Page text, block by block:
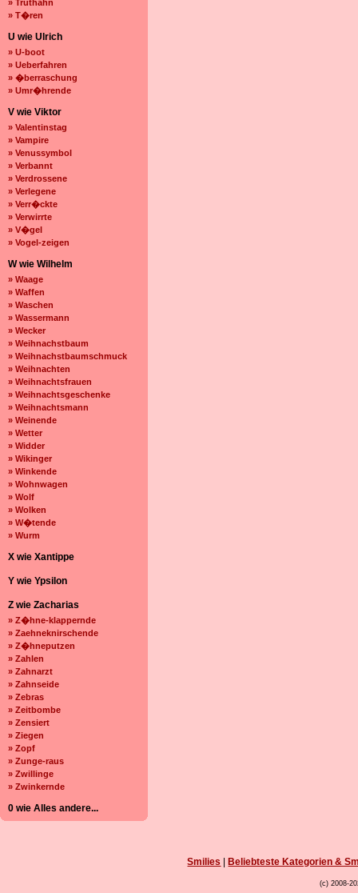
» Truthahn
» T�ren
U wie Ulrich
» U-boot
» Ueberfahren
» �berraschung
» Umr�hrende
V wie Viktor
» Valentinstag
» Vampire
» Venussymbol
» Verbannt
» Verdrossene
» Verlegene
» Verr�ckte
» Verwirrte
» V�gel
» Vogel-zeigen
W wie Wilhelm
» Waage
» Waffen
» Waschen
» Wassermann
» Wecker
» Weihnachstbaum
» Weihnachstbaumschmuck
» Weihnachten
» Weihnachtsfrauen
» Weihnachtsgeschenke
» Weihnachtsmann
» Weinende
» Wetter
» Widder
» Wikinger
» Winkende
» Wohnwagen
» Wolf
» Wolken
» W�tende
» Wurm
X wie Xantippe
Y wie Ypsilon
Z wie Zacharias
» Z�hne-klappernde
» Zaehneknirschende
» Z�hneputzen
» Zahlen
» Zahnarzt
» Zahnseide
» Zebras
» Zeitbombe
» Zensiert
» Ziegen
» Zopf
» Zunge-raus
» Zwillinge
» Zwinkernde
0 wie Alles andere...
Smilies Beliebteste Kategorien &
(c) 2008-